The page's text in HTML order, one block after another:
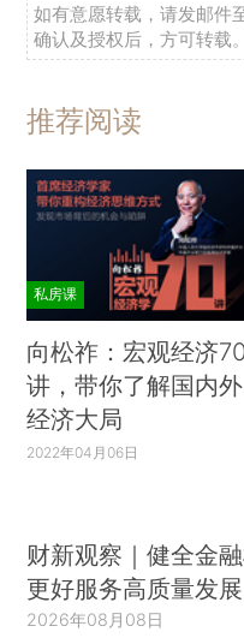
如有意愿转载，请发邮件
确认及授权后，方可转载。
推荐阅读
私房课
向松祚：宏观经济70
讲，带你了解国内外
经济大局
2022年04月06日
财新观察｜健全金
更好服务高质量发展
2026年08月08日